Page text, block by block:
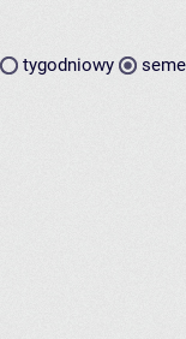
tygodniowy